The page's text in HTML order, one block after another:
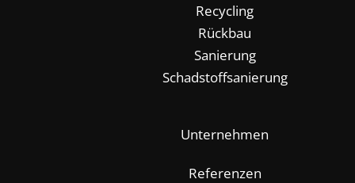
Recycling
Rückbau
Sanierung
Schadstoffsanierung
Unternehmen
Referenzen